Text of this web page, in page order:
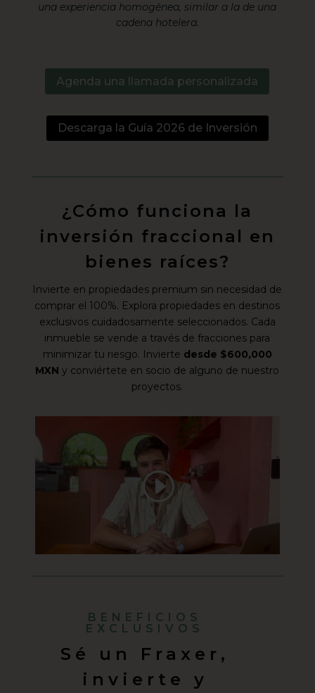
una experiencia homogénea, similar a la de una
cadena hotelera.
Agenda una llamada personalizada
Descarga la Guía 2026 de Inversión
¿Cómo funciona la
inversión fraccional en
bienes raíces?
Invierte en propiedades premium sin necesidad de
comprar el 100%. Explora propiedades en destinos
exclusivos cuidadosamente seleccionados. Cada
inmueble se vende a través de fracciones para
minimizar tu riesgo. Invierte desde $600,000
MXN y conviértete en socio de alguno de nuestro
proyectos.
BENEFICIOS
EXCLUSIVOS
Sé un Fraxer,
invierte y